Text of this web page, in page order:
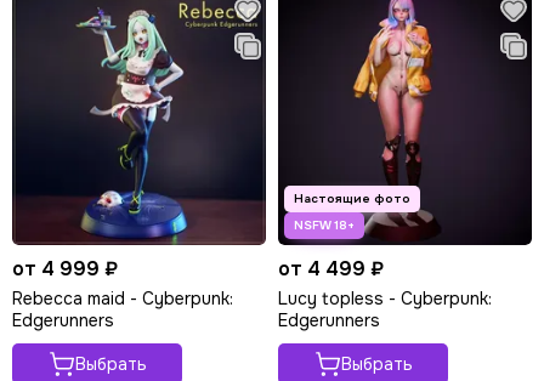
от 4 999 ₽
Rebecca maid - Cyberpunk:
Edgerunners
Выбрать
от 4 499 ₽
Lucy topless - Cyberpunk:
Edgerunners
Выбрать